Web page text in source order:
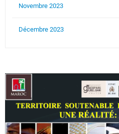
Novembre 2023
Décembre 2023